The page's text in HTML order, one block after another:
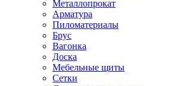
Металлопрокат
Арматура
Пиломатериалы
Брус
Вагонка
Доска
Мебельные щиты
Сетки